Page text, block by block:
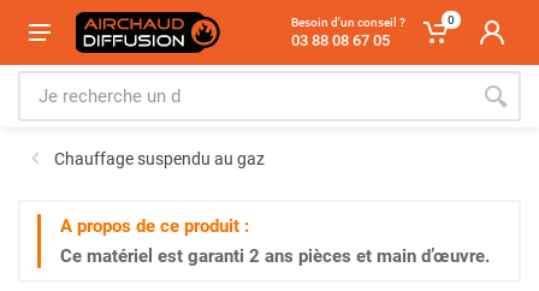
Besoin d'un conseil ?
03 88 08 67 05
0
Chauffage suspendu au gaz
A propos de ce produit :
Ce matériel est garanti 2 ans pièces et main d’œuvre.